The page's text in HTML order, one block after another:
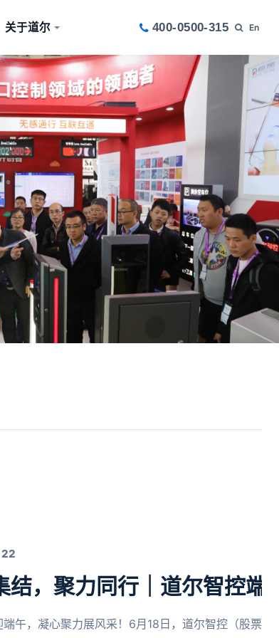
关于道尔 400-0500-315 En
结，聚力同行｜道尔智控端
端午，凝心聚力展风采！6月18日，道尔智控（股票